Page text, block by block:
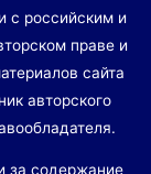
с российским и
праве и
сайта
авторского
за содержание